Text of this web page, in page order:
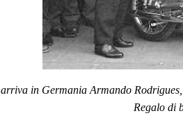
arriva in Germania Armando
Regalo di